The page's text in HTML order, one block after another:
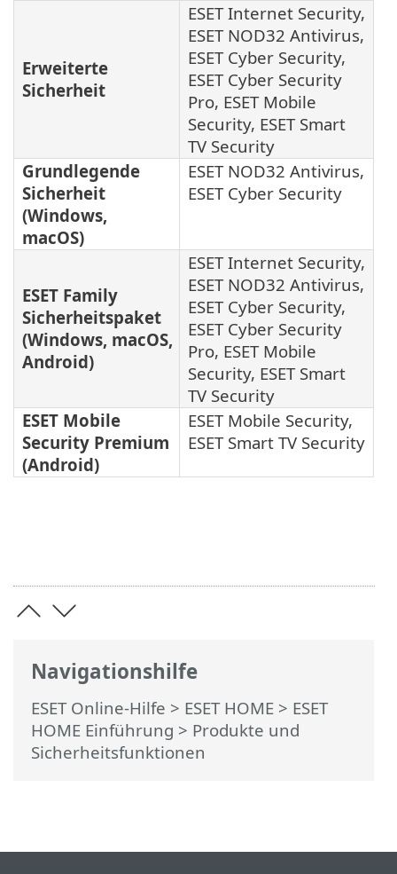
Navigationshilfe
ESET Online-Hilfe > ESET HOME > ESET
HOME Einführung > Produkte und
Sicherheitsfunktionen
Erweiterte
Sicherheit
ESET Internet Security,
ESET NOD32 Antivirus,
ESET Cyber Security,
ESET Cyber Security
Pro, ESET Mobile
Security, ESET Smart
TV Security
Grundlegende
Sicherheit
(Windows,
macOS)
ESET NOD32 Antivirus,
ESET Cyber Security
ESET Family
Sicherheitspaket
(Windows, macOS,
Android)
ESET Internet Security,
ESET NOD32 Antivirus,
ESET Cyber Security,
ESET Cyber Security
Pro, ESET Mobile
Security, ESET Smart
TV Security
ESET Mobile
Security Premium
(Android)
ESET Mobile Security,
ESET Smart TV Security